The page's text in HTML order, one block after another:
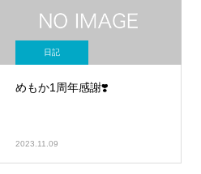
日記
めもか1周年感謝❣️
2023.11.09